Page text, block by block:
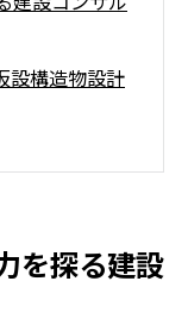
設構造物設計
される理由
ト求人の動
を探る建設